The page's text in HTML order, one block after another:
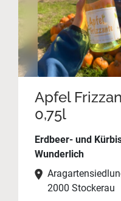
Apfel
0,75l
Erdbeer- und
Wunderlich
2000 Stockerau